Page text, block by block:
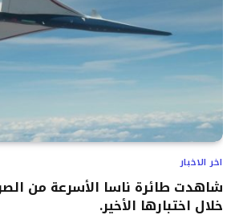
اخر الاخبار
شاهدت طائرة ناسا الأسرعة من
خلال اختبارها الأخير.